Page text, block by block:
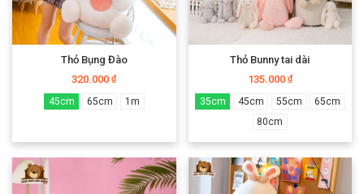
Thỏ Bụng Đào
320.000₫
45cm 65cm 1m
Thỏ Bunny tai dài
135.000 ₫
35cm 45cm 55cm
65cm
80cm